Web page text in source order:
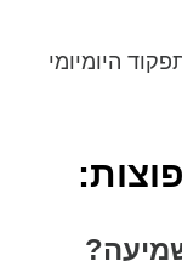
היומיומי